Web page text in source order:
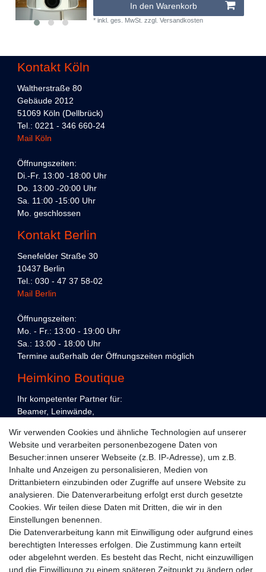
In den Warenkorb
*inkl. ges. MwSt. zzgl.Versandkosten
Kontakt Köln
Waltherstraße 80
Gebäude 2012
51069 Köln (Dellbrück)
Tel.: 0221 - 346 660-24
Mail Köln
Öffnungszeiten:
Di.-Fr. 13:00 -18:00 Uhr
Do. 13:00 -20:00 Uhr
Sa. 11:00 -15:00 Uhr
Mo. geschlossen
Kontakt Berlin
Senefelder Straße 30
10437 Berlin
Tel.: 030 - 47 37 58-02
Mail Berlin
Öffnungszeiten:
Mo. - Fr.: 13:00 - 19:00 Uhr
Sa.: 13:00 - 18:00 Uhr
Termine außerhalb der Öffnungszeiten möglich
Heimkino Boutique
Ihr kompetenter Partner für:
Beamer, Leinwände,
Heimkino und Unterhaltungselektronik,
in Köln und Berlin.
Kundenservice
Planung
Vorführraum
Lieferung
Montage
Wir verwenden Cookies und ähnliche Technologien auf unserer
Website und verarbeiten personenbezogene Daten von
Besucher:innen unserer Webseite (z.B. IP-Adresse), um z.B.
Inhalte und Anzeigen zu personalisieren, Medien von
Drittanbietern einzubinden oder Zugriffe auf unsere Website zu
analysieren. Die Datenverarbeitung erfolgt erst durch gesetzte
Cookies. Wir teilen diese Daten mit Dritten, die wir in den
Einstellungen benennen.
Die Datenverarbeitung kann mit Einwilligung oder aufgrund eines
berechtigten Interesses erfolgen. Die Zustimmung kann erteilt
oder abgelehnt werden. Es besteht das Recht, nicht einzuwilligen
und die Einwilligung zu einem späteren Zeitpunkt zu ändern oder